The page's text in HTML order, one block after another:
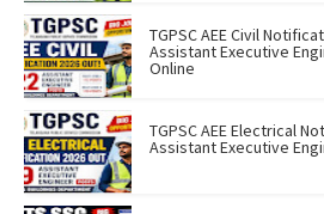
TGPSC AEE Civil
Assistant Executive
Online
TGPSC AEE Electrical
Assistant Executive